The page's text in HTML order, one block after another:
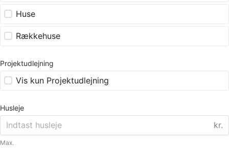
Huse
Rækkehuse
Projektudlejning
Vis kun Projektudlejning
Husleje
kr.
Max.